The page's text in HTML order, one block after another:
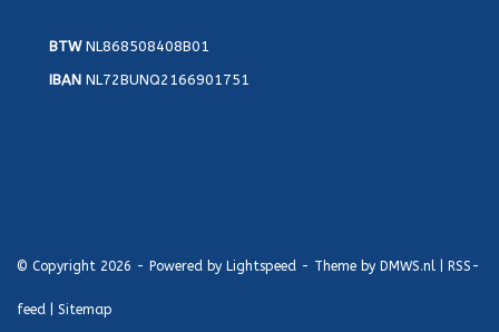
BTWNL868508408B01
IBAN NL72BUNQ2166901751
© Copyright 2026 - Powered by Lightspeed - Theme by DMWS.nl RSS-
feed Sitemap